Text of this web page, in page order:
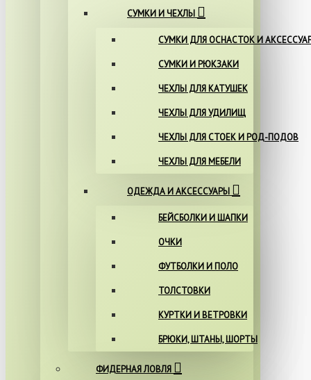
СУМКИ И ЧЕХЛЫ
СУМКИ ДЛЯ ОСНАСТОК И
СУМКИ И РЮКЗАКИ
ЧЕХЛЫ ДЛЯ КАТУШЕК
ЧЕХЛЫ ДЛЯ УДИЛИЩ
ЧЕХЛЫ ДЛЯ СТОЕК И РОД-ПОДОВ
ЧЕХЛЫ ДЛЯ МЕБЕЛИ
ОДЕЖДА И АКСЕССУАРЫ
БЕЙСБОЛКИ И ШАПКИ
ОЧКИ
ФУТБОЛКИ И ПОЛО
ТОЛСТОВКИ
КУРТКИ И ВЕТРОВКИ
БРЮКИ, ШТАНЫ, ШОРТЫ
ФИДЕРНАЯ ЛОВЛЯ